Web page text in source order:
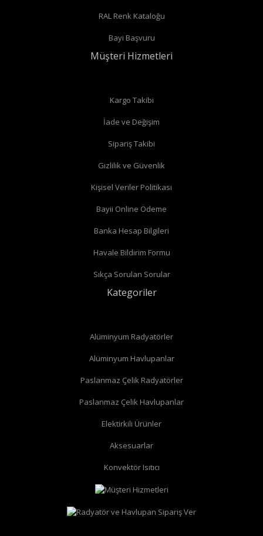
Radyatör borularınız duvardan çıkıyor ve radyatörün arka
düz vanaalabilirsiniz.
Düz radyatör vanalarında
düz radyatör vanası
köşe radyatör vanası
RAL Renk Kataloğu
Bayi Başvuru
Müşteri Hizmetleri
Kargo Takibi
İade ve Değişim
Sipariş Takibi
Gizlilik ve Güvenlik
Kişisel Veriler Politikası
Bayii Online Ödeme
Banka Hesap Bilgileri
Havale Bildirim Formu
Sıkça Sorulan Sorular
Kategoriler
Alüminyum Radyatörler
Alüminyum Havlupanlar
Paslanmaz Çelik Radyatörler
Paslanmaz Çelik Havlupanlar
Elektirkili Ürünler
Aksesuarlar
Konvektör Isıtıcı